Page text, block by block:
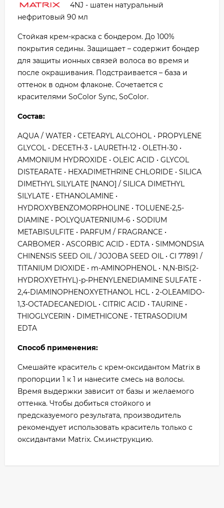
4NJ - шатен натуральный
нефритовый 90 мл
Стойкая крем-краска с бондером. До 100%
покрытия седины. Защищает – содержит бондер
для защиты ионных связей волоса во время и
после окрашивания. Подстраивается – база и
оттенок в одном флаконе. Сочетается с
красителями SoColor Sync, SoColor.
Состав:
AQUA / WATER • CETEARYL ALCOHOL • PROPYLENE
GLYCOL • DECETH-3 • LAURETH-12 • OLETH-30 •
AMMONIUM HYDROXIDE • OLEIC ACID • GLYCOL
DISTEARATE • HEXADIMETHRINE CHLORIDE • SILICA
DIMETHYL SILYLATE [NANO] / SILICA DIMETHYL
SILYLATE • ETHANOLAMINE •
HYDROXYBENZOMORPHOLINE • TOLUENE-2,5-
DIAMINE • POLYQUATERNIUM-6 • SODIUM
METABISULFITE • PARFUM / FRAGRANCE •
CARBOMER • ASCORBIC ACID • EDTA • SIMMONDSIA
CHINENSIS SEED OIL / JOJOBA SEED OIL • CI 77891 /
TITANIUM DIOXIDE • m-AMINOPHENOL • N,N-BIS(2-
HYDROXYETHYL)-p-PHENYLENEDIAMINE SULFATE •
2,4-DIAMINOPHENOXYETHANOL HCL • 2-OLEAMIDO-
1,3-OCTADECANEDIOL • CITRIC ACID • TAURINE •
THIOGLYCERIN • DIMETHICONE • TETRASODIUM
EDTA
Способ применения:
Смешайте краситель с крем-оксидантом Matrix в
пропорции 1 к 1 и нанесите смесь на волосы.
Время выдержки зависит от базы и желаемого
оттенка. Чтобы добиться стойкого и
предсказуемого результата, производитель
рекомендует использовать краситель только с
оксидантами Matrix. См.инструкцию.